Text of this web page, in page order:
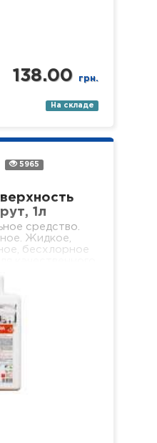
138.00 грн.
На складе
5965
1л
средство.
Жидкое,
бесхлорное
Не оставляет